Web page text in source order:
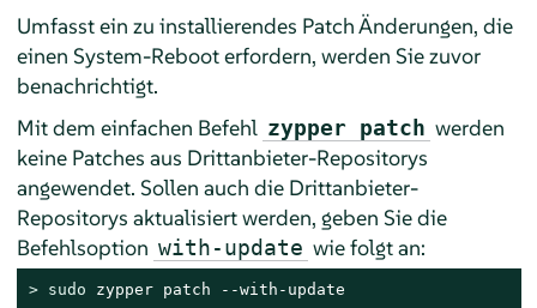
Umfasst ein zu installierendes Patch Änderungen, die
einen System-Reboot erfordern, werden Sie zuvor
benachrichtigt.
Mit dem einfachen Befehl zypper patch werden
keine Patches aus Drittanbieter-Repositorys
angewendet. Sollen auch die Drittanbieter-
Repositorys aktualisiert werden, geben Sie die
Befehlsoption with-update wie folgt an:
> sudo zypper patch --with-update